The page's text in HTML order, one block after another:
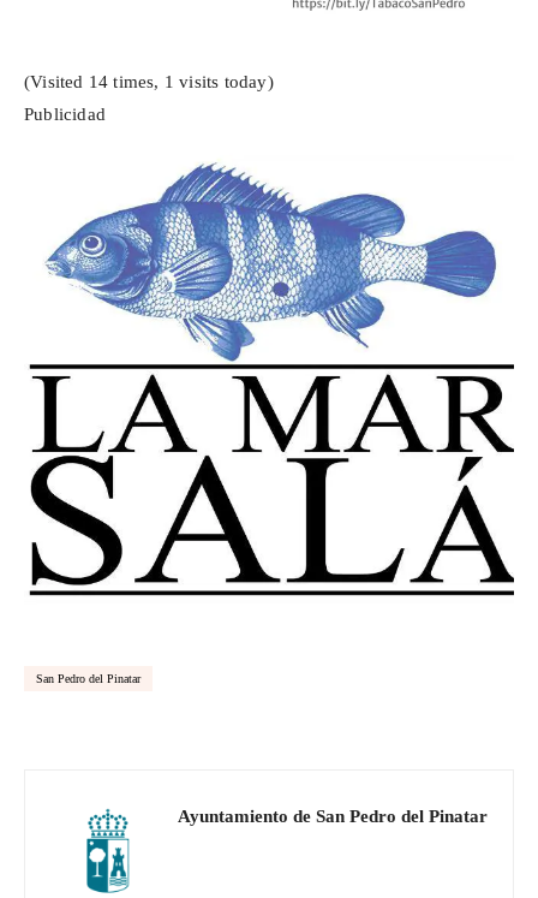
(Visited 14 times, 1 visits today)
Publicidad
San Pedro del Pinatar
Ayuntamiento de San Pedro del Pinatar